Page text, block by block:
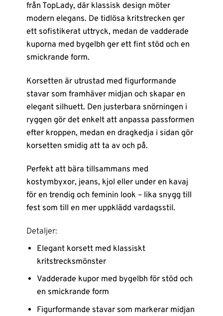
från TopLady, där klassisk design möter
modern elegans. De tidlösa kritstrecken ger
ett sofistikerat uttryck, medan de vadderade
kuporna med bygelbh ger ett fint stöd och en
smickrande form.
Korsetten är utrustad med figurformande
stavar som framhäver midjan och skapar en
elegant silhuett. Den justerbara snörningen i
ryggen gör det enkelt att anpassa passformen
efter kroppen, medan en dragkedja i sidan gör
korsetten smidig att ta av och på.
Perfekt att bära tillsammans med
kostymbyxor, jeans, kjol eller under en kavaj
för en trendig och feminin look – lika snygg till
fest som till en mer uppklädd vardagsstil.
Detaljer:
Elegant korsett med klassiskt
kritstrecksmönster
Vadderade kupor med bygelbh för stöd och
en smickrande form
Figurformande stavar som markerar midjan